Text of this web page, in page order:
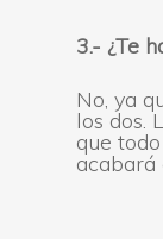
3.- ¿Te
No, ya
los dos.
que
acabará